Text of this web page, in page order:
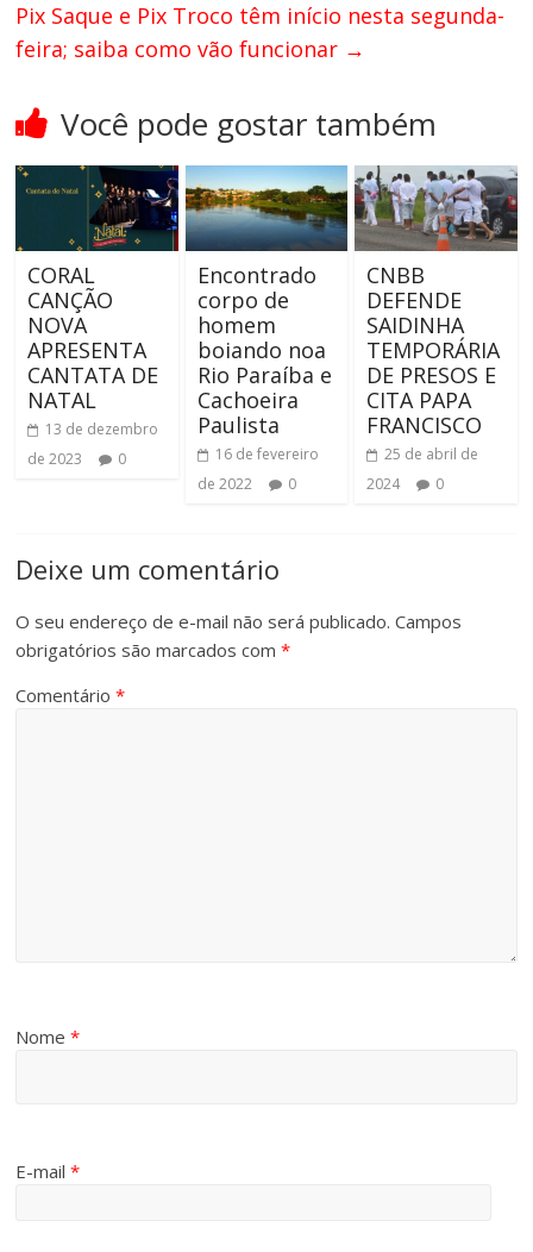
Pix Saque e Pix Troco têm início nesta segunda-
feira; saiba como vão funcionar →
Você pode gostar também
CORAL
CANÇÃO
NOVA
APRESENTA
CANTATA DE
NATAL
13 de dezembro
de 2023
0
Encontrado
corpo de
homem
boiando noa
Rio Paraíba e
Cachoeira
Paulista
16 de fevereiro
de 2022
0
CNBB
DEFENDE
SAIDINHA
TEMPORÁRIA
DE PRESOS E
CITA PAPA
FRANCISCO
25 de abril de
2024
0
Deixe um comentário
O seu endereço de e-mail não será publicado. Campos
obrigatórios são marcados com*
Comentário*
Nome*
E-mail*